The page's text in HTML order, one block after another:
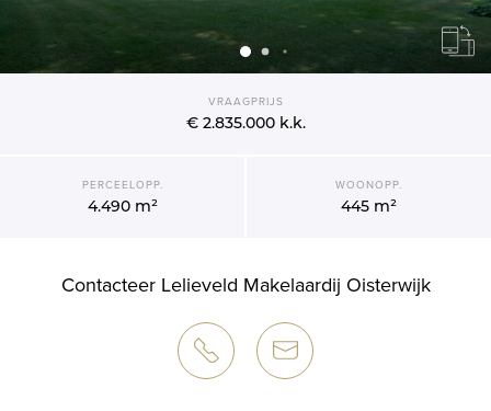
VRAAGPRIJS
€ 2.835.000k.k.
PERCEELOPP.
4.490 m²
WOONOPP.
445 m²
Contacteer Lelieveld Makelaardij Oisterwijk